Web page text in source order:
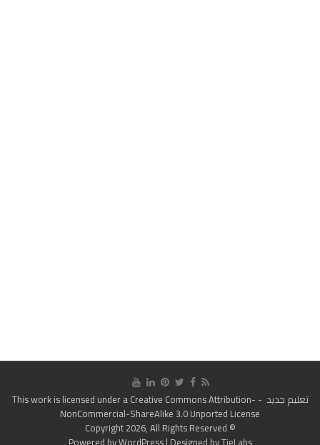
تعليم جديد - This work is licensed under a
Creative Commons Attribution-
NonCommercial-ShareAlike 3.0 Unported License
© Copyright 2026, All Rights Reserved